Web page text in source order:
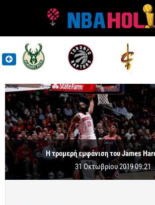
Η τρομερή εμφάνιση του James
31 Οκτωβρίου 2019 09:21